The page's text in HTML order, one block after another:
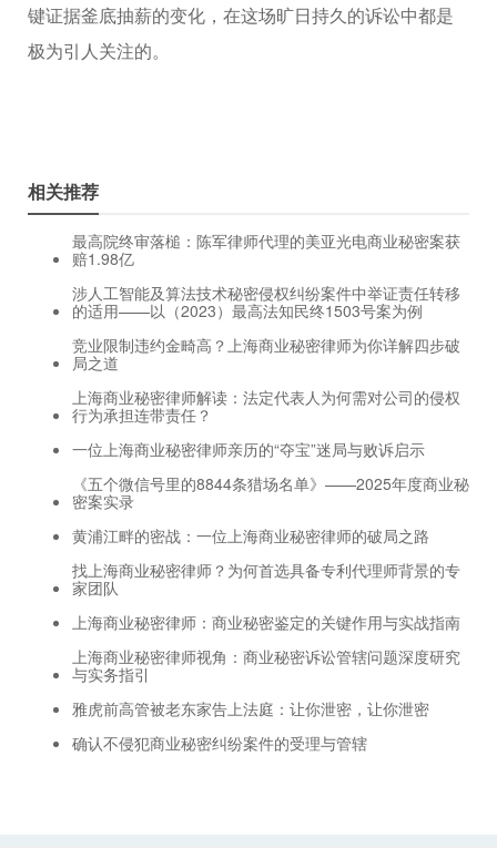
键证据釜底抽薪的变化，在这场旷日持久的诉讼中都是
极为引人关注的。
相关推荐
最高院终审落槌：陈军律师代理的美亚光电商业秘密案获
赔1.98亿
涉人工智能及算法技术秘密侵权纠纷案件中举证责任转移
的适用——以（2023）最高法知民终1503号案为例
竞业限制违约金畸高？上海商业秘密律师为你详解四步破
局之道
上海商业秘密律师解读：法定代表人为何需对公司的侵权
行为承担连带责任？
一位上海商业秘密律师亲历的“夺宝”迷局与败诉启示
《五个微信号里的8844条猎场名单》——2025年度商业秘
密案实录
黄浦江畔的密战：一位上海商业秘密律师的破局之路
找上海商业秘密律师？为何首选具备专利代理师背景的专
家团队
上海商业秘密律师：商业秘密鉴定的关键作用与实战指南
上海商业秘密律师视角：商业秘密诉讼管辖问题深度研究
与实务指引
雅虎前高管被老东家告上法庭：让你泄密，让你泄密
确认不侵犯商业秘密纠纷案件的受理与管辖